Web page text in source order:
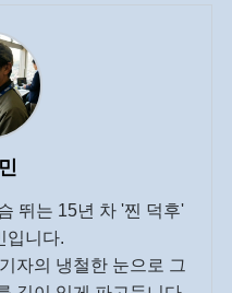
뛰는 15년 차 '찐 덕후'
입니다.
자의 냉철한 눈으로 그